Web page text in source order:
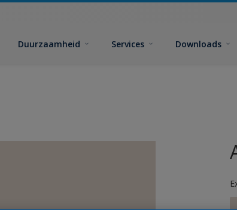
Duurzaamheid Services Downloads